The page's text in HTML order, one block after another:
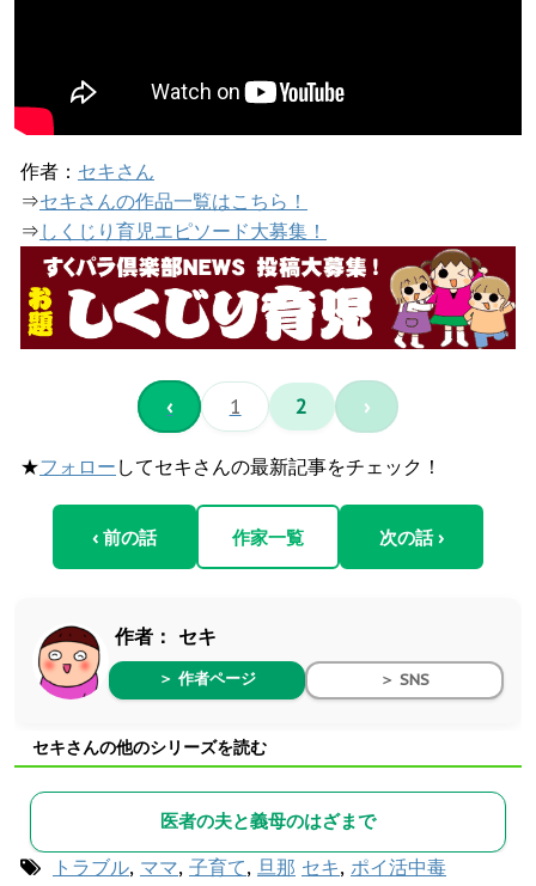
作者： セキさん
⇒セキさんの作品一覧はこちら！
⇒ しくじり育児エピソード大募集！
‹ 1 2 ›
★フォロー してセキさんの最新記事をチェック！
‹ 前の話 作家一覧 次の話 ›
作者： セキ
＞ 作者ページ ＞ SNS
セキさんの他のシリーズを読む
医者の夫と義母のはざまで
トラブル, ママ, 子育て, 旦那 セキ, ポイ活中毒